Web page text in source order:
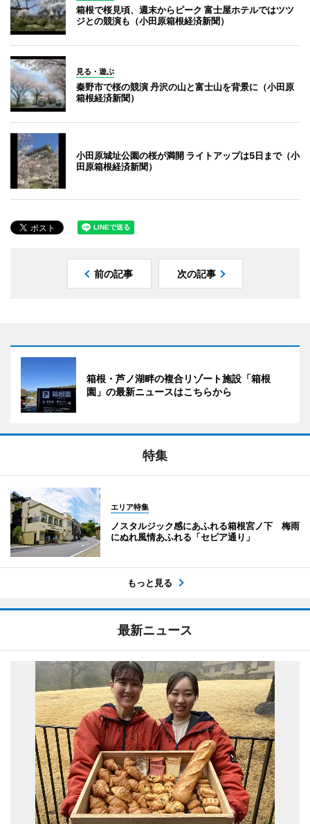
箱根で桜見頃、週末からピーク 富士屋ホテルではツツ
ジとの競演も（小田原箱根経済新聞）
見る・遊ぶ
秦野市で桜の競演 丹沢の山と富士山を背景に（小田原
箱根経済新聞）
小田原城址公園の桜が満開 ライトアップは5日まで（小
田原箱根経済新聞）
前の記事 次の記事
箱根・芦ノ湖畔の複合リゾート施設「箱根
園」の最新ニュースはこちらから
特集
エリア特集
ノスタルジック感にあふれる箱根宮ノ下 梅雨
にぬれ風情あふれる「セピア通り」
もっと見る
最新ニュース